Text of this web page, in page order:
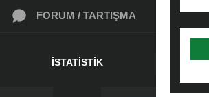
FORUM / TARTIŞMA
İSTATISTIK